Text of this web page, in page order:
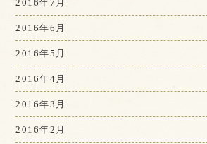
2016年7月
2016年6月
2016年5月
2016年4月
2016年3月
2016年2月